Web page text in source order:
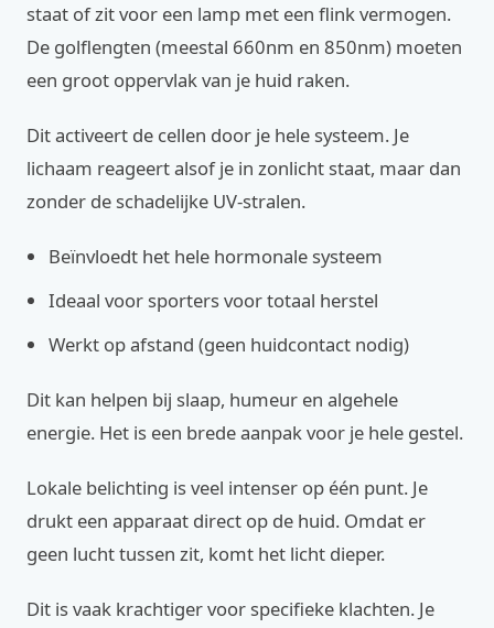
staat of zit voor een lamp met een flink vermogen.
De golflengten (meestal 660nm en 850nm) moeten
een groot oppervlak van je huid raken.
Dit activeert de cellen door je hele systeem. Je
lichaam reageert alsof je in zonlicht staat, maar dan
zonder de schadelijke UV-stralen.
Beïnvloedt het hele hormonale systeem
Ideaal voor sporters voor totaal herstel
Werkt op afstand (geen huidcontact nodig)
Dit kan helpen bij slaap, humeur en algehele
energie. Het is een brede aanpak voor je hele gestel.
Lokale belichting is veel intenser op één punt. Je
drukt een apparaat direct op de huid. Omdat er
geen lucht tussen zit, komt het licht dieper.
Dit is vaak krachtiger voor specifieke klachten. Je